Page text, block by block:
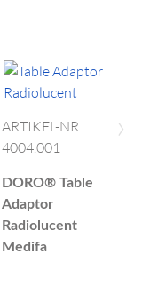
ARTIKEL-NR.
4004.001
DORO® Table
Adaptor
Radiolucent
Medifa
›